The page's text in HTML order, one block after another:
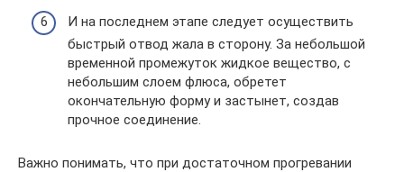
И на последнем этапе следует осуществить
быстрый отвод жала в сторону. За небольшой
временной промежуток жидкое вещество, с
небольшим слоем флюса, обретет
окончательную форму и застынет, создав
прочное соединение.
Важно понимать, что при достаточном прогревании